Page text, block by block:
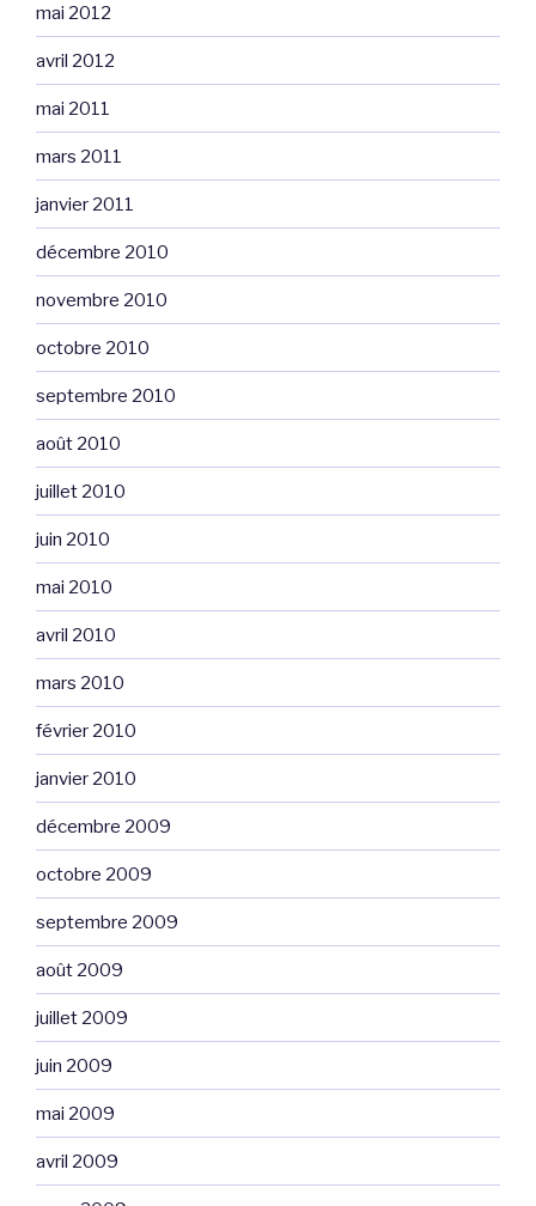
mai 2012
avril 2012
mai 2011
mars 2011
janvier 2011
décembre 2010
novembre 2010
octobre 2010
septembre 2010
août 2010
juillet 2010
juin 2010
mai 2010
avril 2010
mars 2010
février 2010
janvier 2010
décembre 2009
octobre 2009
septembre 2009
août 2009
juillet 2009
juin 2009
mai 2009
avril 2009